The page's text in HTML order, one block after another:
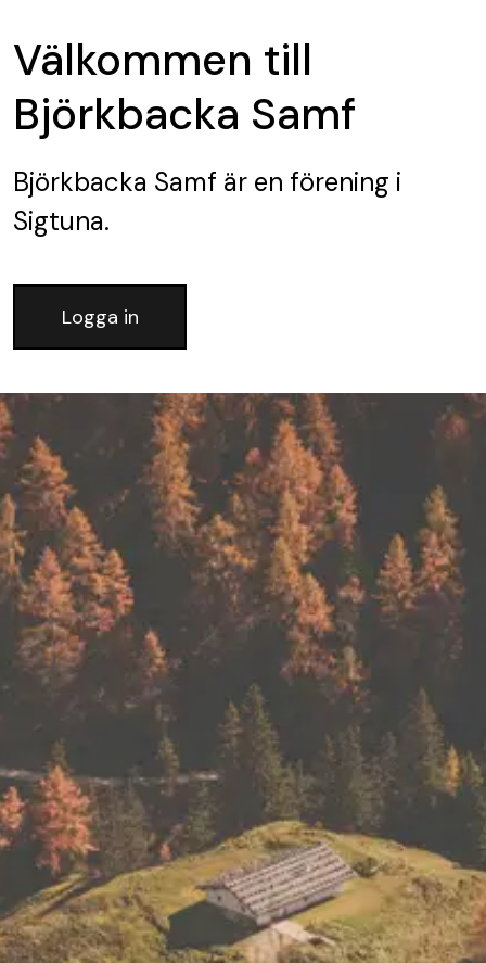
Välkommen till
Björkbacka Samf
Björkbacka Samf är en förening i
Sigtuna.
Logga in